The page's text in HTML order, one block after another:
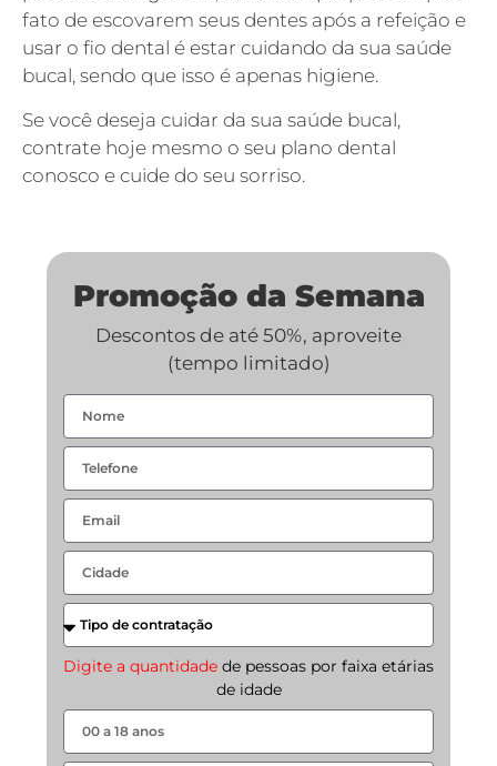
fato de escovarem seus dentes após a refeição e
usar o fio dental é estar cuidando da sua saúde
bucal, sendo que isso é apenas higiene.
Se você deseja cuidar da sua saúde bucal,
contrate hoje mesmo o seu plano dental
conosco e cuide do seu sorriso.
Promoção da Semana
Descontos de até 50%, aproveite
(tempo limitado)
Digite a quantidade de pessoas por faixa etárias
de idade